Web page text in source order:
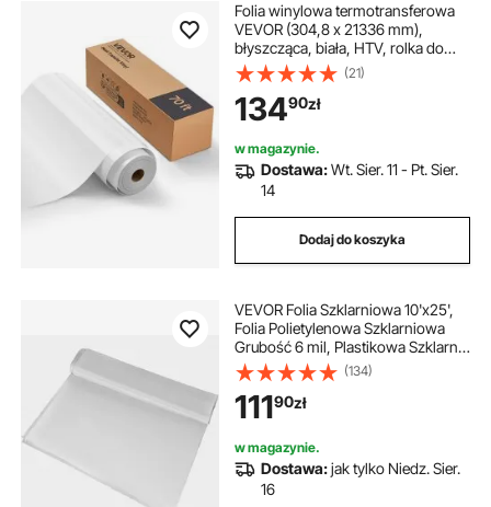
Folia winylowa termotransferowa
VEVOR (304,8 x 21336 mm),
błyszcząca, biała, HTV, rolka do
prasowania, kompatybilna z
maszynami tnącymi, do różnych
materiałów: koszulek, poduszek,
czapek
(21)
13490zł
w magazynie.
Dostawa:Wt. Sier. 11 - Pt. Sier.
14
Dodaj do koszyka
VEVOR Folia Szklarniowa 10'x25',
Folia Polietylenowa Szklarniowa
Grubość 6 mil, Plastikowa Szklarnia
Szklarnia Przezroczysta Folia
Plastikowa Odporna na
Promieniowanie UV, Folia
Polietylenowa Utrzymuj
(134)
11190zł
w magazynie.
Dostawa:jak tylko Niedz. Sier.
16